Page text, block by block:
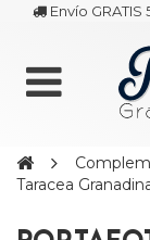
Envío
Taracea